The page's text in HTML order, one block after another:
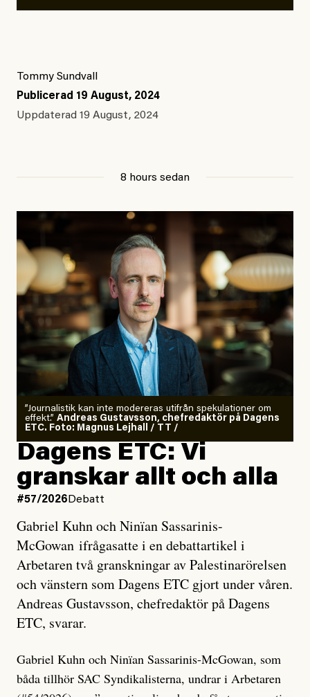
Tommy Sundvall
Publicerad 19 August, 2024
Uppdaterad 19 August, 2024
8 hours sedan
”Journalistik kan inte modereras utifrån spekulationer om
effekt.” Andreas Gustavsson, chefredaktör på Dagens
ETC. Foto: Magnus Lejhall / TT /
Dagens ETC: Vi
granskar allt och alla
#57/2026 Debatt
Gabriel Kuhn och Ninïan Sassarinis-
McGowan ifrågasatte i en debattartikel i
Arbetaren två granskningar av Palestinarörelsen
och vänstern som Dagens ETC gjort under våren.
Andreas Gustavsson, chefredaktör på Dagens
ETC, svarar.
Gabriel Kuhn och Ninïan Sassarinis-McGowan, som
båda tillhör SAC Syndikalisterna, undrar i Arbetaren